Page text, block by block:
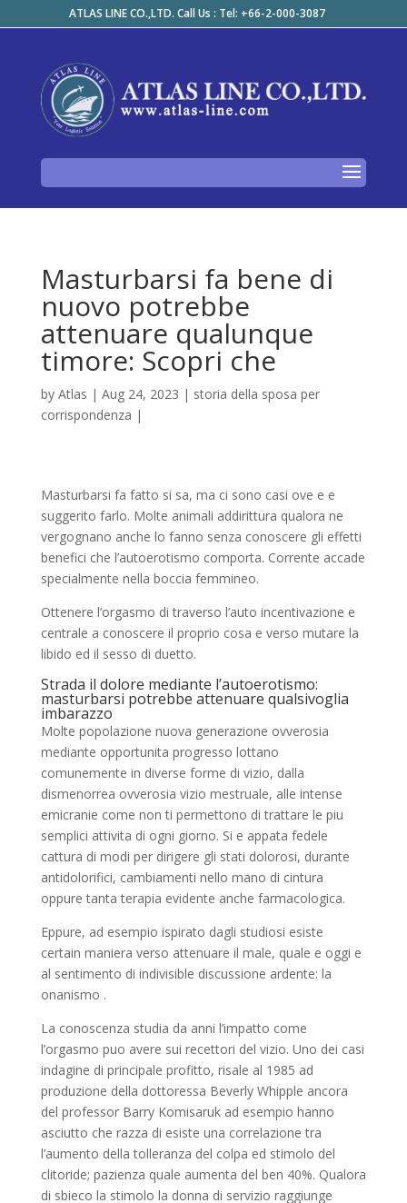
ATLAS LINE CO.,LTD. Call Us : Tel: +66-2-000-3087
Masturbarsi fa bene di
nuovo potrebbe
attenuare qualunque
timore: Scopri che
by Atlas | Aug 24, 2023 | storia della sposa per
corrispondenza |
Masturbarsi fa fatto si sa, ma ci sono casi ove e e
suggerito farlo. Molte animali addirittura qualora ne
vergognano anche lo fanno senza conoscere gli effetti
benefici che l’autoerotismo comporta. Corrente accade
specialmente nella boccia femmineo.
Ottenere l’orgasmo di traverso l’auto incentivazione e
centrale a conoscere il proprio cosa e verso mutare la
libido ed il sesso di duetto.
Strada il dolore mediante l’autoerotismo:
masturbarsi potrebbe attenuare qualsivoglia
imbarazzo
Molte popolazione nuova generazione ovverosia
mediante opportunita progresso lottano
comunemente in diverse forme di vizio, dalla
dismenorrea ovverosia vizio mestruale, alle intense
emicranie come non ti permettono di trattare le piu
semplici attivita di ogni giorno. Si e appata fedele
cattura di modi per dirigere gli stati dolorosi, durante
antidolorifici, cambiamenti nello mano di cintura
oppure tanta terapia evidente anche farmacologica.
Eppure, ad esempio ispirato dagli studiosi esiste
certain maniera verso attenuare il male, quale e oggi e
al sentimento di indivisible discussione ardente: la
onanismo .
La conoscenza studia da anni l’impatto come
l’orgasmo puo avere sui recettori del vizio. Uno dei casi
indagine di principale profitto, risale al 1985 ad
produzione della dottoressa Beverly Whipple ancora
del professor Barry Komisaruk ad esempio hanno
asciutto che razza di esiste una correlazione tra
l’aumento della tolleranza del colpa ed stimolo del
clitoride; pazienza quale aumenta del ben 40%. Qualora
di sbieco la stimolo la donna di servizio raggiunge